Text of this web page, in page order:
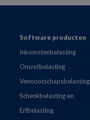
FooterSoftware producten
Inkomstenbelasting
Omzetbelasting
Vennootschapsbelasting
Schenkbelasting en
Erfbelasting